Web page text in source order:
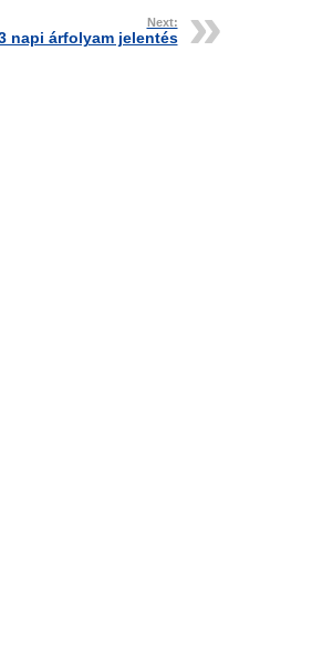
Next:
napi árfolyam jelentés